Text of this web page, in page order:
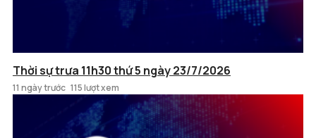
Thời sự trưa 11h30 thứ 5 ngày 23/7/2026
11 ngày trước 115 lượt xem